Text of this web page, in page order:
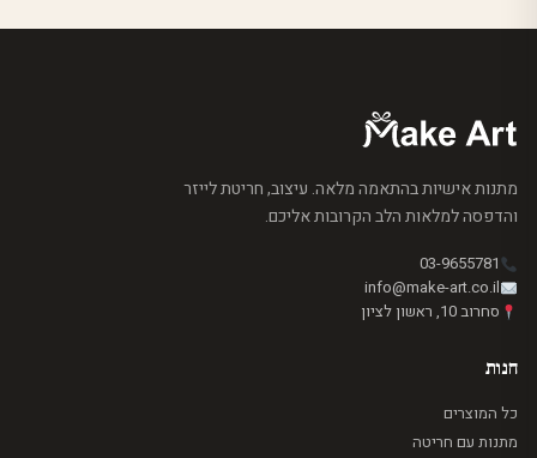
מתנות אישיות בהתאמה מלאה. עיצוב, חריטת לייזר
והדפסה למלאות הלב הקרובות אליכם.
03-9655781
info@make-art.co.il
סחרוב 10, ראשון לציון
חנות
כל המוצרים
מתנות עם חריטה